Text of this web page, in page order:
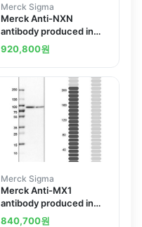
Merck Sigma
Merck Anti-NXN
antibody produced in
rabbit
920,800원
Merck Sigma
Merck Anti-MX1
antibody produced in
rabbit
840,700원